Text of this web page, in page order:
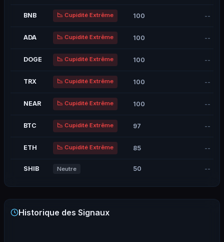
BNB 📉Cupidité Extrême 100 --
ADA 📉Cupidité Extrême 100 --
DOGE 📉Cupidité Extrême 100 --
TRX 📉Cupidité Extrême 100 --
NEAR 📉Cupidité Extrême 100 --
BTC 📉Cupidité Extrême 97 --
ETH 📉Cupidité Extrême 85 --
SHIB Neutre 50 --
Historique des Signaux